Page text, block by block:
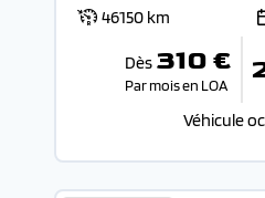
46150 km
Dès 310 €
Par mois en LOA
Véhicule